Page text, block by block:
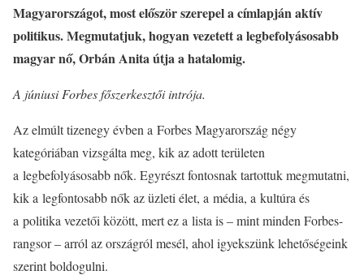
Magyarországot, most először szerepel a címlapján aktív
politikus. Megmutatjuk, hogyan vezetett a legbefolyásosabb
magyar nő, Orbán Anita útja a hatalomig.
A júniusi Forbes főszerkesztői intrója.
Az elmúlt tizenegy évben a Forbes Magyarország négy
kategóriában vizsgálta meg, kik az adott területen
a legbefolyásosabb nők. Egyrészt fontosnak tartottuk megmutatni,
kik a legfontosabb nők az üzleti élet, a média, a kultúra és
a politika vezetői között, mert ez a lista is – mint minden Forbes-
rangsor – arról az országról mesél, ahol igyekszünk lehetőségeink
szerint boldogulni.